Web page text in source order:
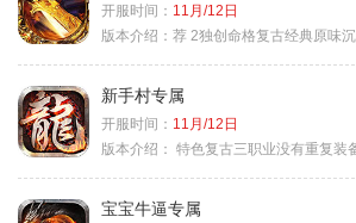
开服时间： 11月/12日
版本介绍： 荐 2独创命格复古经典原味
新手村专属
开服时间： 11月/12日
版本介绍： 特色复古三职业没有重复装
宝宝牛逼专属